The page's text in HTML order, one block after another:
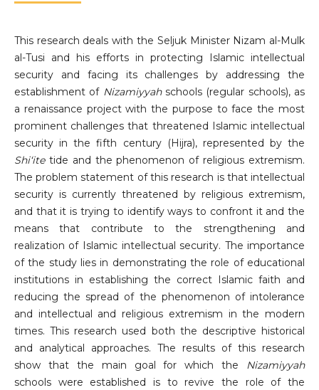
This research deals with the Seljuk Minister Nizam al-Mulk
al-Tusi and his efforts in protecting Islamic intellectual
security and facing its challenges by addressing the
establishment of Nizamiyyahschools (regular schools), as
a renaissance project with the purpose to face the most
prominent challenges that threatened Islamic intellectual
security in the fifth century (Hijra), represented by the
Shi‘itetide and the phenomenon of religious extremism.
The problem statement of this research is that intellectual
security is currently threatened by religious extremism,
and that it is trying to identify ways to confront it and the
means that contribute to the strengthening and
realization of Islamic intellectual security. The importance
of the study lies in demonstrating the role of educational
institutions in establishing the correct Islamic faith and
reducing the spread of the phenomenon of intolerance
and intellectual and religious extremism in the modern
times. This research used both the descriptive historical
and analytical approaches. The results of this research
show that the main goal for which the Nizamiyyah
schools were established is to revive the role of the